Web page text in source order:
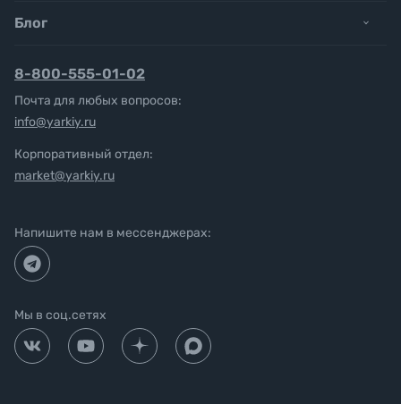
Блог
8-800-555-01-02
Почта для любых вопросов:
info@yarkiy.ru
Корпоративный отдел:
market@yarkiy.ru
Напишите нам в мессенджерах:
Мы в соц.сетях